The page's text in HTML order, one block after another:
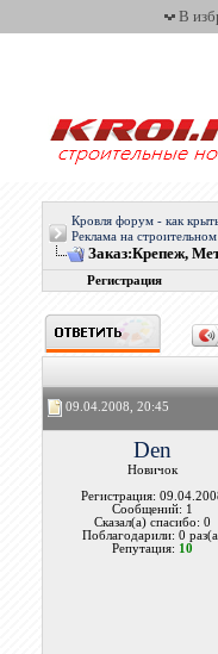
В
Кровля форум - как
Реклама на
Заказ:Крепеж,
Регистрация
09.04.2008, 20:45
Den
Новичок
Регистрация:
Сообщений: 1
Сказал(а) спасибо: 0
Поблагодарили: 0
Репутация: 10